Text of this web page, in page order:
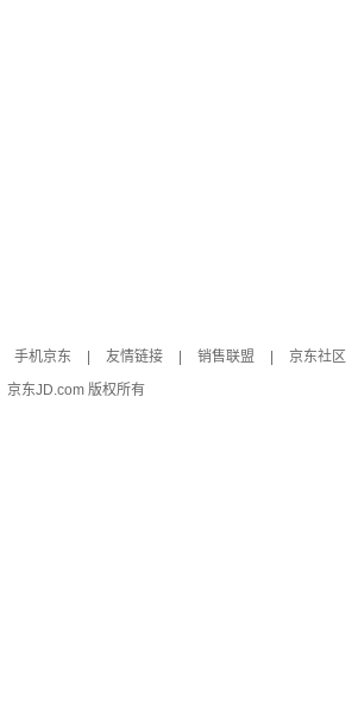
手机京东 友情链接 销售联盟 京东社区
京东JD.com 版权所有